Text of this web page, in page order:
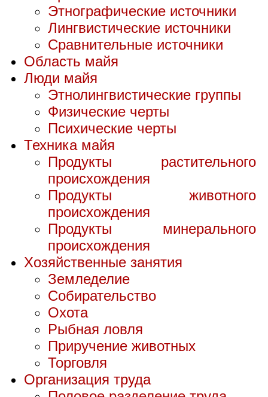
Этнографические источники
Лингвистические источники
Сравнительные источники
Область майя
Люди майя
Этнолингвистические группы
Физические черты
Психические черты
Техника майя
Продукты растительного
происхождения
Продукты животного
происхождения
Продукты минерального
происхождения
Хозяйственные занятия
Земледелие
Собирательство
Охота
Рыбная ловля
Приручение животных
Торговля
Организация труда